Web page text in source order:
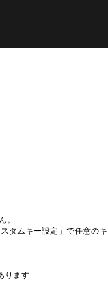
。
ムキー設定」で任意の
ります